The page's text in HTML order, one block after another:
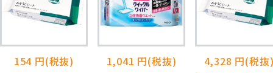
154 円(税抜) 1,041 円(税抜) 4,328 円(税抜